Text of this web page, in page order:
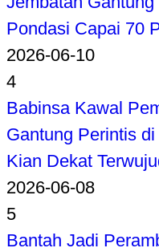
Pondasi Capai 70
2026-06-10
4
Babinsa Kawal
Gantung Perintis
Kian Dekat
2026-06-08
5
Bantah Jadi